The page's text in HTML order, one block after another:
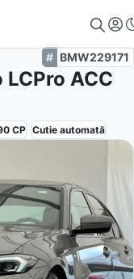
BMW229171
ACC
CP Cutie automată